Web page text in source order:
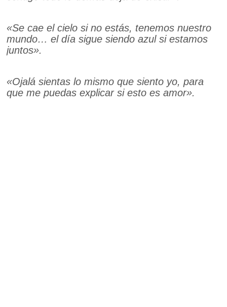
«Se cae el cielo si no estás, tenemos nuestro
mundo… el día sigue siendo azul si estamos
juntos».
«Ojalá sientas lo mismo que siento yo, para
que me puedas explicar si esto es amor».